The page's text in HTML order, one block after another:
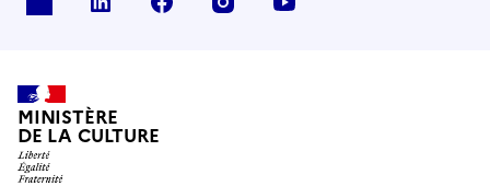
MINISTÈRE
DE LA CULTURE